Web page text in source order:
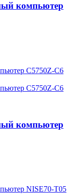
компьютер
компьютер